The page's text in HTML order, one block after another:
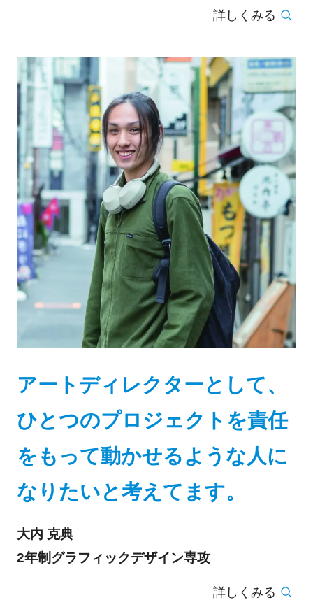
詳しくみる
アートディレクターとして、
ひとつのプロジェクトを責任
をもって動かせるような人に
なりたいと考えてます。
大内 克典
2年制グラフィックデザイン専攻
詳しくみる